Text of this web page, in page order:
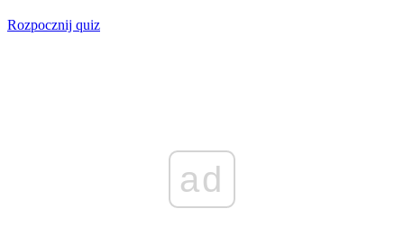
Rozpocznij quiz
ad